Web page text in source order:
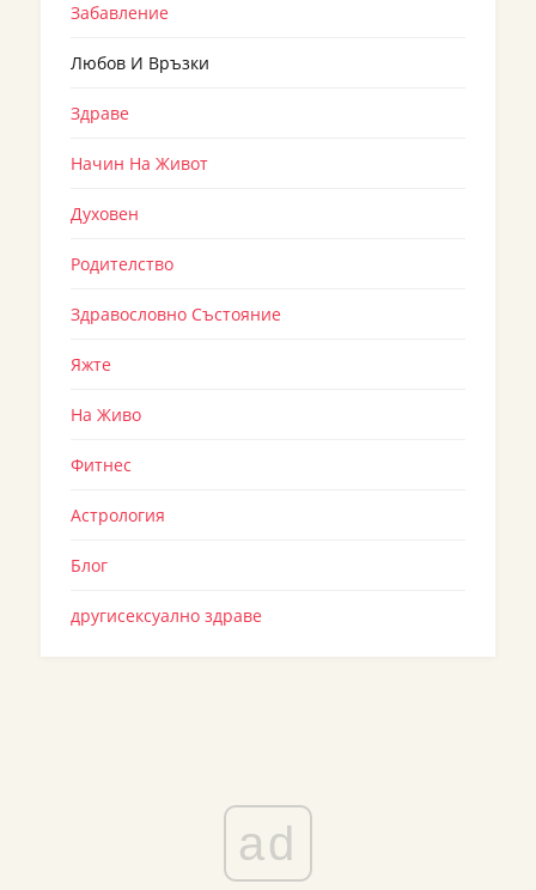
Забавление
Любов И Връзки
Здраве
Начин На Живот
Духовен
Родителство
Здравословно Състояние
Яжте
На Живо
Фитнес
Астрология
Блог
другисексуално здраве
ad